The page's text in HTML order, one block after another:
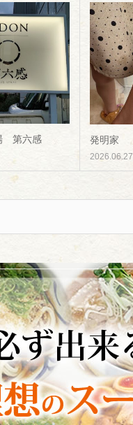
第六感 発明家
2026.06.27